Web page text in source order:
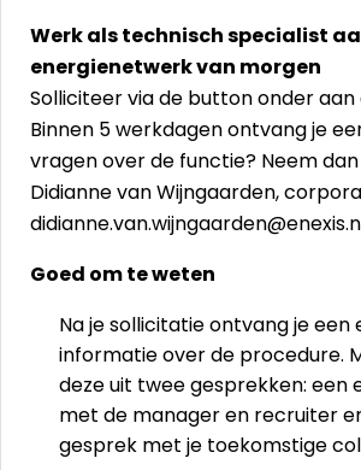
Werk als technisch specialist
energienetwerk van morgen
Solliciteer via de button onder aan
Binnen 5 werkdagen ontvang je
vragen over de functie? Neem
Didianne van Wijngaarden,
Goed om te weten
Na je sollicitatie ontvang je
informatie over de procedure.
deze uit twee gesprekken: een
met de manager en recruiter
gesprek met je toekomstige